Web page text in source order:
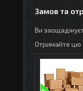
Замов та
Ви
Отримайте цю